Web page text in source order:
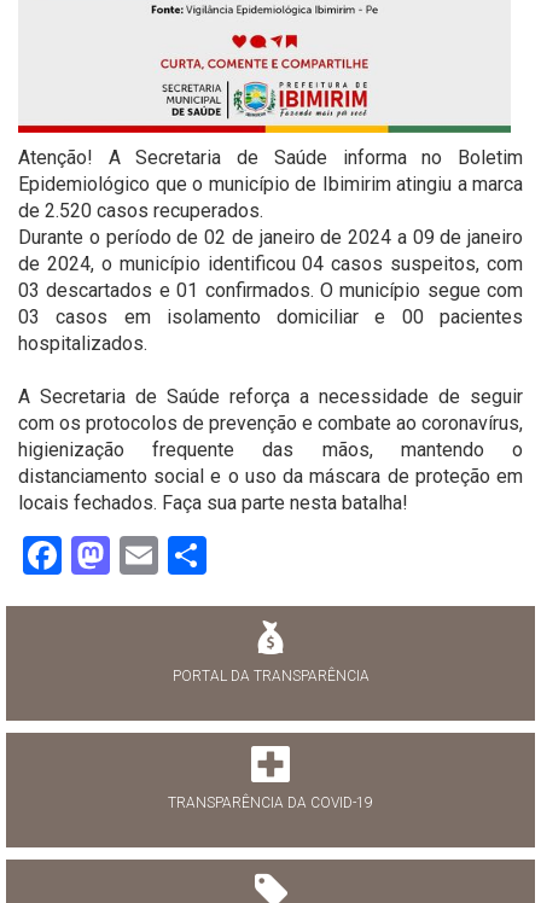
Atenção! A Secretaria de Saúde informa no Boletim
Epidemiológico que o município de Ibimirim atingiu a marca
de 2.520 casos recuperados.
Durante o período de 02 de janeiro de 2024 a 09 de janeiro
de 2024, o município identificou 04 casos suspeitos, com
03 descartados e 01 confirmados. O município segue com
03 casos em isolamento domiciliar e 00 pacientes
hospitalizados.
A Secretaria de Saúde reforça a necessidade de seguir
com os protocolos de prevenção e combate ao coronavírus,
higienização frequente das mãos, mantendo o
distanciamento social e o uso da máscara de proteção em
locais fechados. Faça sua parte nesta batalha!
Facebook
Mastodon
Email
PORTAL DA TRANSPARÊNCIA
TRANSPARÊNCIA DA COVID-19